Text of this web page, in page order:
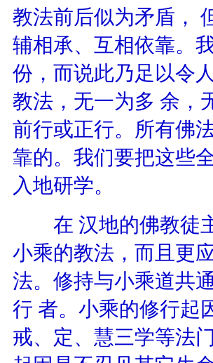
教法前后似为矛盾，
辅相承、互相依靠。
份，而说此乃足以令
教法，无一为多 余，
前行或正行。所有佛
靠的。我们要把这些
入地研学。
在 汉地的佛教徒主
小乘的教法，而且更
法。修持与小乘道共
行 者。小乘的修行起
戒、定、慧三学等法